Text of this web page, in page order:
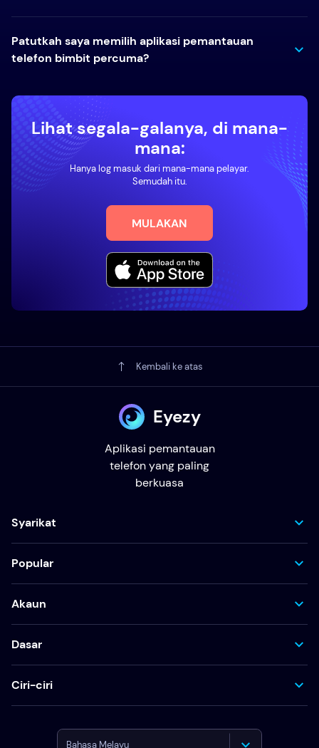
Patutkah saya memilih aplikasi pemantauan
telefon bimbit percuma?
Lihat segala-galanya, di mana-
mana:
Hanya log masuk dari mana-mana pelayar.
Semudah itu.
MULAKAN
Kembali ke atas
Eyezy
Aplikasi pemantauan
telefon yang paling
berkuasa
Syarikat
Popular
Akaun
Dasar
Ciri-ciri
Bahasa Melayu